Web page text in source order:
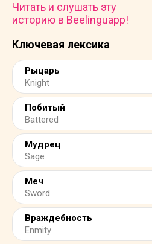
Ключевая лексика
Рыцарь
Knight
Побитый
Battered
Мудрец
Sage
Меч
Sword
Враждебность
Enmity
Читать и слушать эту
историю в Beelinguapp!